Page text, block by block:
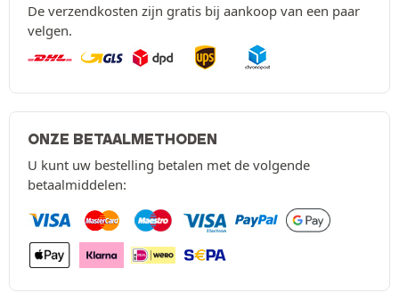
De verzendkosten zijn gratis bij aankoop van een paar
velgen.
ONZE BETAALMETHODEN
U kunt uw bestelling betalen met de volgende
betaalmiddelen: